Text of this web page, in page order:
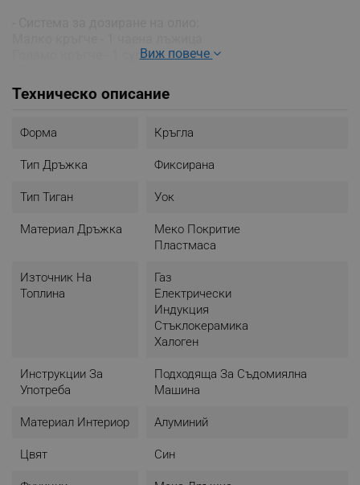
Голямо кръгче - 1 супена лъжица
- Отвор за закачане
- Mека дръжка
- Подходящ за съдомиялна машина
- Материал: Алуминий
Виж повече
Техническо описание
Форма Кръгла
Тип Дръжка Фиксирана
Тип Тиган Уок
Материал Дръжка
Меко Покритие
Пластмаса
Източник На
Топлина
Газ
Електрически
Индукция
Стъклокерамика
Халоген
Инструкции За
Употреба
Подходяща За Съдомиялна
Машина
Материал Интериор Алуминий
Цвят Син